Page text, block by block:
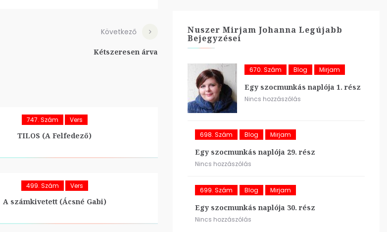
Következő
Kétszeresen árva
747. Szám Vers
TILOS (A Felfedező)
499. Szám Vers
A számkivetett (Ácsné Gabi)
Nuszer Mirjam Johanna Legújabb
Bejegyzései
670. Szám Blog Mirjam
Egy szocmunkás naplója 1. rész
Nincs hozzászólás
698. Szám Blog Mirjam
Egy szocmunkás naplója 29. rész
Nincs hozzászólás
699. Szám Blog Mirjam
Egy szocmunkás naplója 30. rész
Nincs hozzászólás